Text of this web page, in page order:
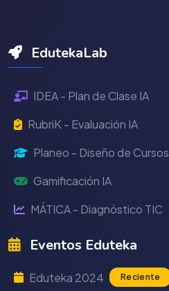
EdutekaLab
IDEA - Plan de Clase IA
RubriK - Evaluación IA
Planeo - Diseño de Cursos
Gamificación IA
MÁTICA - Diagnóstico TIC
Eventos Eduteka
Eduteka 2024 Reciente